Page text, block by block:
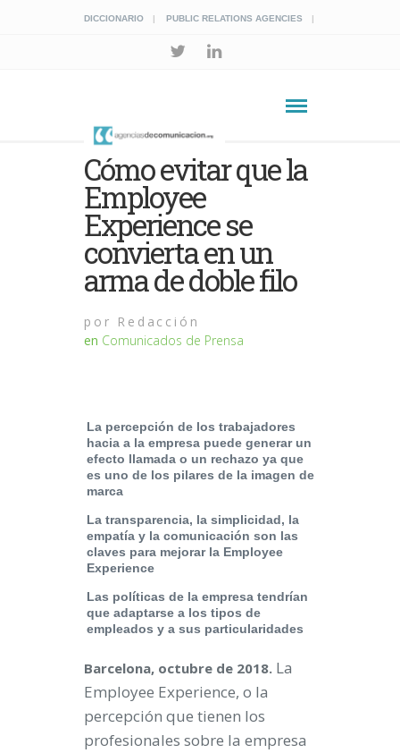
DICCIONARIO PUBLIC RELATIONS AGENCIES
Cómo evitar que la
Employee
Experience se
convierta en un
arma de doble filo
por Redacción
en Comunicados de Prensa
La percepción de los trabajadores
hacia a la empresa puede generar un
efecto llamada o un rechazo ya que
es uno de los pilares de la imagen de
marca
La transparencia, la simplicidad, la
empatía y la comunicación son las
claves para mejorar la Employee
Experience
Las políticas de la empresa tendrían
que adaptarse a los tipos de
empleados y a sus particularidades
Barcelona, octubre de 2018. La
Employee Experience, o la
percepción que tienen los
profesionales sobre la empresa